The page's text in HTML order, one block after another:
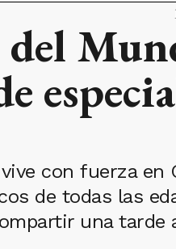
del
con fuerza en
de todas las
una